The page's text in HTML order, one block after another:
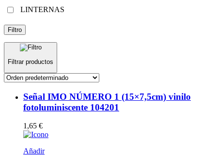
LINTERNAS
Filtro
Filtrar productos
Señal IMO NÚMERO 1 (15×7,5cm) vinilo
fotoluminiscente 104201
1,65 €
Añadir